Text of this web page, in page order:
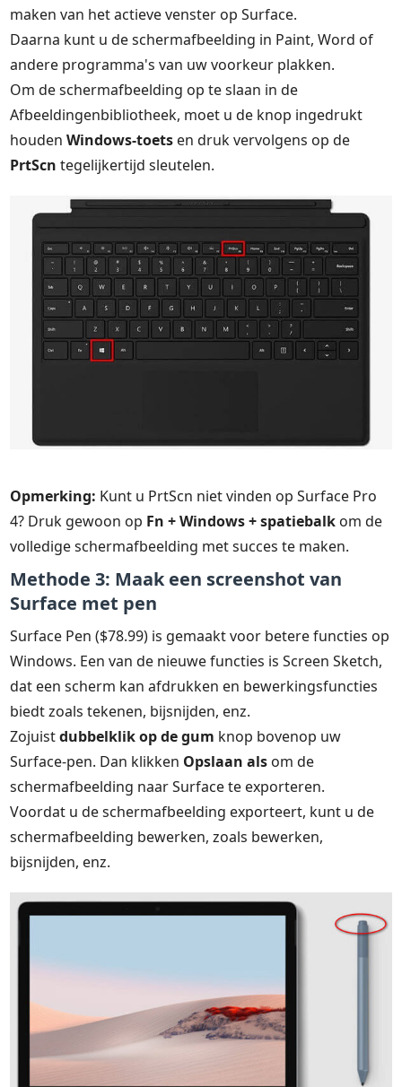
maken van het actieve venster op Surface.
Daarna kunt u de schermafbeelding in Paint, Word of
andere programma's van uw voorkeur plakken.
Om de schermafbeelding op te slaan in de
Afbeeldingenbibliotheek, moet u de knop ingedrukt
houdenWindows-toets en druk vervolgens op de
PrtScn tegelijkertijd sleutelen.
Opmerking: Kunt u PrtScn niet vinden op Surface Pro
4? Druk gewoon op Fn + Windows + spatiebalk om de
volledige schermafbeelding met succes te maken.
Methode 3: Maak een screenshot van
Surface met pen
Surface Pen ($78.99) is gemaakt voor betere functies op
Windows. Een van de nieuwe functies is Screen Sketch,
dat een scherm kan afdrukken en bewerkingsfuncties
biedt zoals tekenen, bijsnijden, enz.
Zojuistdubbelklik op de gum knop bovenop uw
Surface-pen. Dan klikken Opslaan als om de
schermafbeelding naar Surface te exporteren.
Voordat u de schermafbeelding exporteert, kunt u de
schermafbeelding bewerken, zoals bewerken,
bijsnijden, enz.